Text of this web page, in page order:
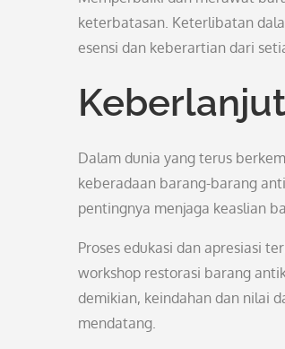
keterbatasan. Keterlibatan
esensi dan keberartian dari
Dalam dunia yang terus
keberadaan barang-barang
pentingnya menjaga keaslian
Proses edukasi dan apresiasi
workshop restorasi barang
demikian, keindahan dan nilai
mendatang.